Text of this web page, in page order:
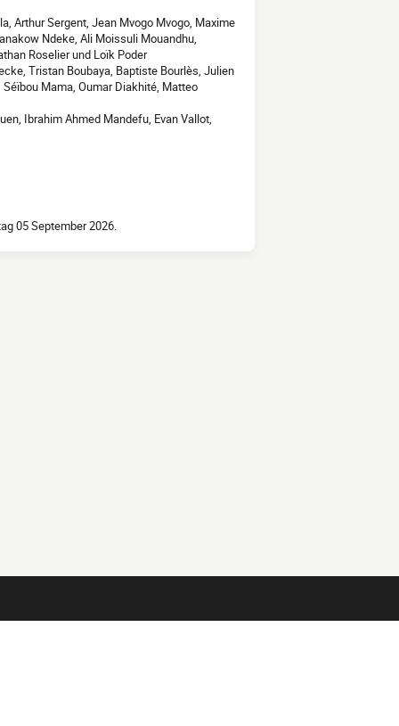
Arthur Sergent, Jean Mvogo Mvogo, Maxime
Ndeke, Ali Moissuli Mouandhu,
Roselier und Loïk Poder
Tristan Boubaya, Baptiste Bourlès, Julien
Mama, Oumar Diakhité, Matteo
Ibrahim Ahmed Mandefu, Evan Vallot,
05 September 2026.